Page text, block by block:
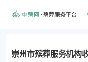
崇州市殡葬服务机构